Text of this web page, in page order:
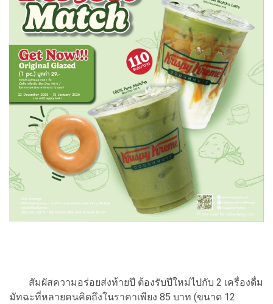
สัมผัสความอร่อยส่งท้ายปี ต้องรับปีใหม่ไปกับ 2 เครื่องดื่ม
มัทฉะที่หลายคนคิดถึงในราคาเพียง 85 บาท (ขนาด 12